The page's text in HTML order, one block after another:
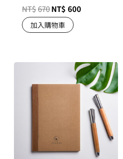
NT$670NT$ 600
加入購物車